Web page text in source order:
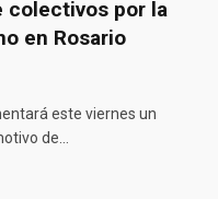
colectivos por la
en Rosario
este viernes un
de…